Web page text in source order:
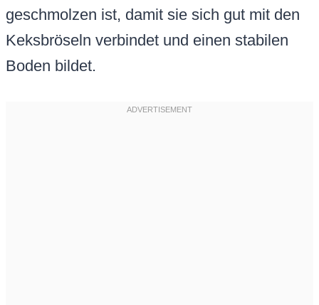
geschmolzen ist, damit sie sich gut mit den
Keksbröseln verbindet und einen stabilen
Boden bildet.